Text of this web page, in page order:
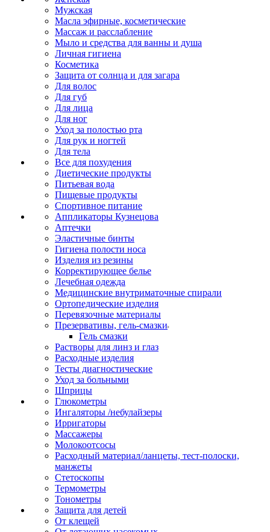
Мужская
Масла эфирные, косметические
Массаж и расслабление
Мыло и средства для ванны и душа
Личная гигиена
Косметика
Защита от солнца и для загара
Для волос
Для губ
Для лица
Для ног
Уход за полостью рта
Для рук и ногтей
Для тела
Все для похудения
Диетические продукты
Питьевая вода
Пищевые продукты
Спортивное питание
Аппликаторы Кузнецова
Аптечки
Эластичные бинты
Гигиена полости носа
Изделия из резины
Корректирующее белье
Лечебная одежда
Медицинские внутриматочные спирали
Ортопедические изделия
Перевязочные материалы
Презервативы, гель-смазки
Гель смазки
Растворы для линз и глаз
Расходные изделия
Тесты диагностические
Уход за больными
Шприцы
Глюкометры
Ингаляторы /небулайзеры
Ирригаторы
Массажеры
Молокоотсосы
Расходный материал/ланцеты, тест-полоски,
манжеты
Стетоскопы
Термометры
Тонометры
Защита для детей
От клещей